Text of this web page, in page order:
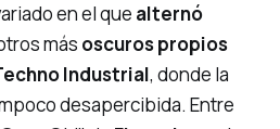
en el que alternó
más oscuros propios
Industrial, donde la
desapercibida. Entre